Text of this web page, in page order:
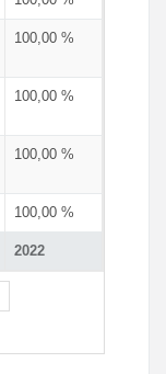
2022
100,00 %
100,00 %
100,00 %
100,00 %